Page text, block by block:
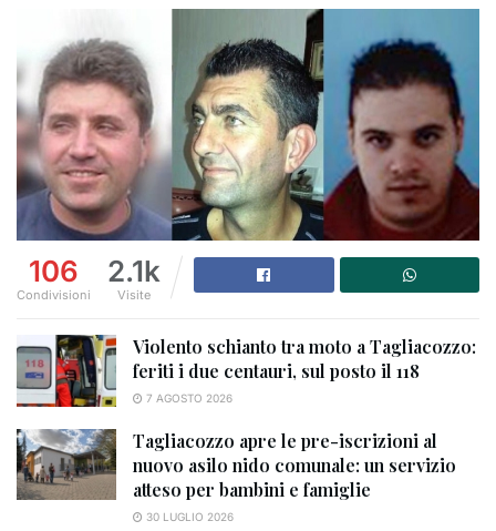
106
Condivisioni
2.1k
Visite
Violento schianto tra moto a Tagliacozzo:
feriti i due centauri, sul posto il 118
7 AGOSTO 2026
Tagliacozzo apre le pre-iscrizioni al
nuovo asilo nido comunale: un servizio
atteso per bambini e famiglie
30 LUGLIO 2026